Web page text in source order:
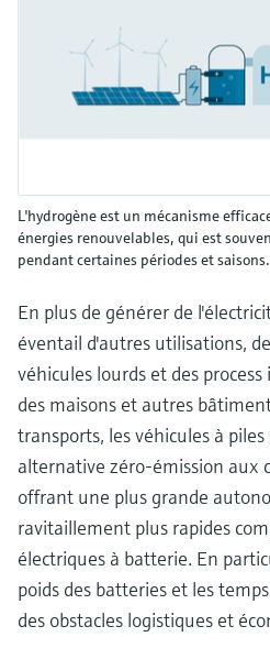
L'hydrogène est un mécanisme
énergies renouvelables, qui est
pendant certaines périodes et saisons.
En plus de générer de
éventail d'autres utilisations,
véhicules lourds et des
des maisons et autres
transports, les véhicules à
alternative zéro-émission aux
offrant une plus grande
ravitaillement plus rapides
électriques à batterie. En
poids des batteries et les
des obstacles logistiques et